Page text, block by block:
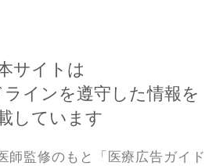
サイトは
インを遵守した情報を
しています
師監修のもと「医療広告ガイド